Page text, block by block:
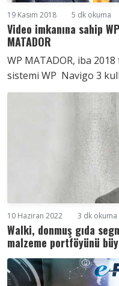
19 Kasım 2018 5 dk okuma
Video imkanına sahip
MATADOR
WP MATADOR, iba
sistemi WP Navigo 3
10 Haziran 2022 3 dk okuma
Walki, donmuş gıda
malzeme portföyünü